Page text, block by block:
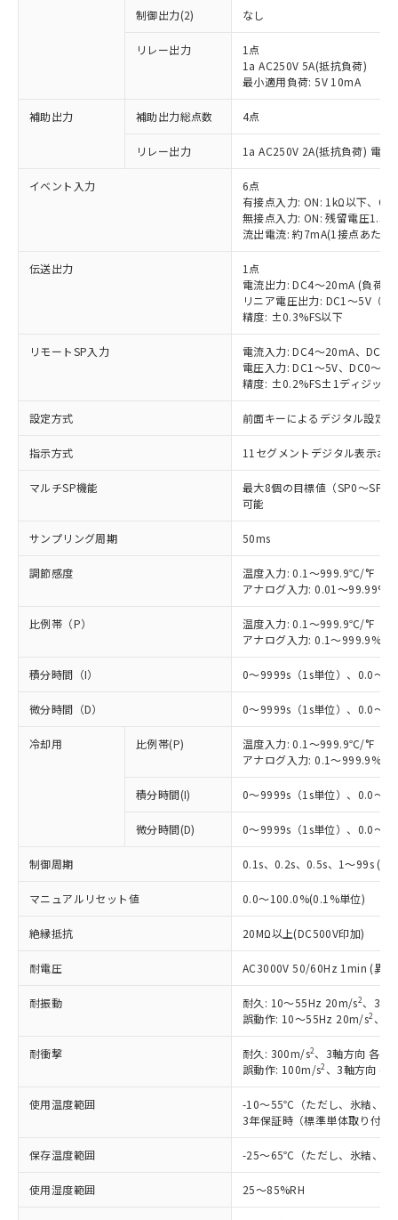
制御出力(2) なし
リレー出力
1点
1a AC250V 5A(抵抗負荷)
最小適用負荷: 5V 10mA
補助出力 補助出力総点数 4点
リレー出力 1a AC250V 2A(抵抗負荷) 電
イベント入力
6点
有接点入力: ON: 1kΩ以下、
無接点入力: ON: 残留電圧1.5V
流出電流: 約7mA(1接点あたり)
伝送出力
1点
電流出力: DC4～20mA (負荷:
リニア電圧出力: DC1～5V（
精度: ±0.3%FS以下
リモートSP入力
電流入力: DC4～20mA、DC0
電圧入力: DC1～5V、DC0～
精度: ±0.2%FS±1ディジット
設定方式 前面キーによるデジタル設定
指示方式 11セグメントデジタル表示お
マルチSP機能
最大8個の目標値（SP0～SP7
可能
サンプリング周期 50ms
調節感度
温度入力: 0.1～999.9℃/°F（
アナログ入力: 0.01～
比例帯（P）
温度入力: 0.1～999.9℃/°F（
アナログ入力: 0.1～999.9%FS
積分時間（I） 0～9999s（1s単位）、0.0～
微分時間（D） 0～9999s（1s単位）、0.0～
冷却用 比例帯(P)
温度入力: 0.1～999.9℃/°F（
アナログ入力: 0.1～999.9%FS
積分時間(I) 0～9999s（1s単位）、0.0～
微分時間(D) 0～9999s（1s単位）、0.0～
制御周期 0.1s、0.2s、0.5s、1～99s (1s
マニュアルリセット値 0.0～100.0%(0.1%単位)
絶縁抵抗 20MΩ以上(DC500V印加)
耐電圧 AC3000V 50/60Hz 1min (異極
耐振動 耐久: 10～55Hz 20m/s2、3軸
誤動作: 10～55Hz 20m/s2 、3
耐衝撃 耐久: 300m/s2、3軸方向 各3回
誤動作: 100m/s2 、3軸方向 各
使用温度範囲
-10～55℃（ただし、氷結、結
3年保証時（標準単体取り付
保存温度範囲 -25～65℃（ただし、氷結、結
使用湿度範囲 25～85%RH
以下の条件をお読みいただき、同意のうえ
本サービスは、当社制御機器事業取扱
商品の当社在庫状況および標準価格
(税抜)を提供させていただくもので
当社制御機器事業取扱商品の中には、
本サービスの対象外となる商品もある
ことをご了承ください。
在庫状況および標準価格照会結果は、
対応済み：EU RoHS指令（10物質）の
非含有に対応した製品が提供可能な商品で
対応予定：EU RoHS指令（10物質）の非含
有に対応した製品に切り替える予定のある
対応予定なし：EU RoHS指令（10物質）の
非含有に非対応の商品で、対応品を出す予
調査・確認中：EU RoHS指令（10物質）の
非含有の対応状況を調査中または確認中の
非該当品：ライセンス料など無形物で、有
害物質有無と関係のない商品です。
仕入先様の事情により、非含有部品として
いたものが、含有品と判明した場合などや
むを得ず変更することがあります。
「○」：最大均質材料含有率が中国RoHSの
基準値以下であることを示します。
「×」：最大均質材料含有率が中国RoHSの
基準値を超えていることを示します。
「－」：未確認です。当社販売部門へお問
当社は、これら貴社製品のうち、外国
為替および外国貿易法に定める商品
（以下｢規制貨物等」という）を輸出